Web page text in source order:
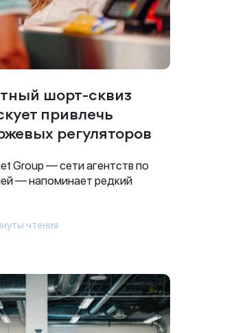
шорт-сквиз
привлечь
регуляторов
Group — сети агентств по
— напоминает редкий
чтения